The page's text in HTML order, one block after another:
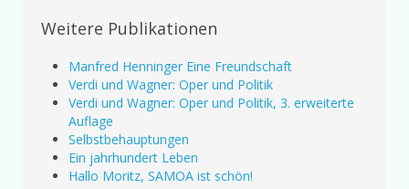
Weitere Publikationen
Manfred Henninger Eine Freundschaft
Verdi und Wagner: Oper und Politik
Verdi und Wagner: Oper und Politik, 3. erweiterte
Auflage
Selbstbehauptungen
Ein jahrhundert Leben
Hallo Moritz, SAMOA ist schön!